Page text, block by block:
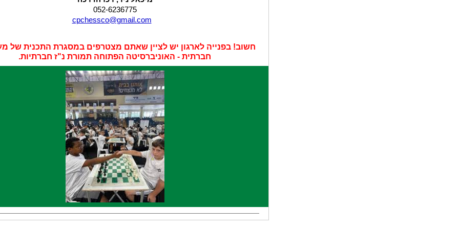
052-6236775
cpchessco@gmail.com
חברתית - האוניברסיטה הפתוחה תמורת נ"ז חברתיות.